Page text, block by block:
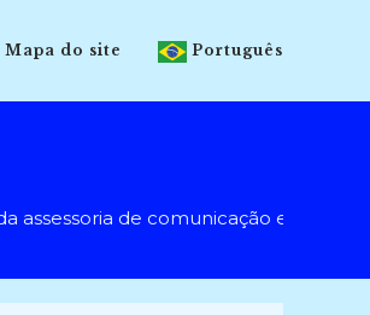
Mapa do site Português
assessoria de comunicação e